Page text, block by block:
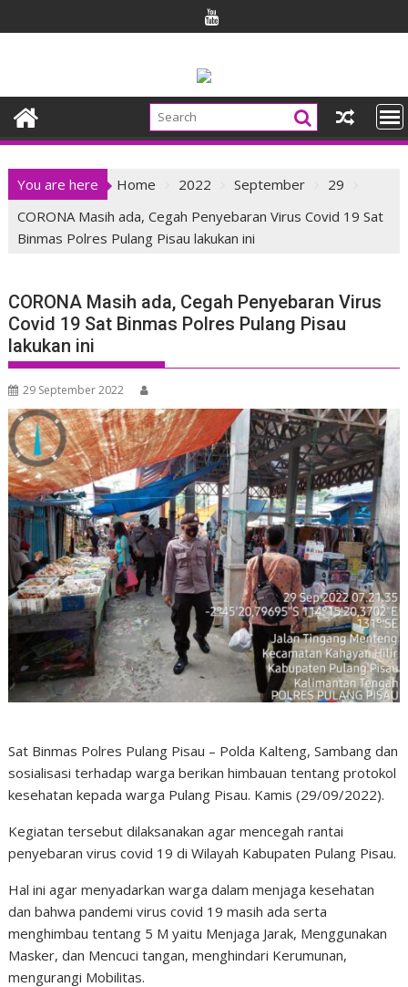
to
You are here Home 2022 September
29
CORONA Masih ada, Cegah Penyebaran Virus Covid 19 Sat
Binmas Polres Pulang Pisau lakukan ini
CORONA Masih ada, Cegah Penyebaran Virus
Covid 19 Sat Binmas Polres Pulang Pisau
lakukan ini
29 September 2022
Sat Binmas Polres Pulang Pisau – Polda Kalteng, Sambang dan
sosialisasi terhadap warga berikan himbauan tentang protokol
kesehatan kepada warga Pulang Pisau. Kamis (29/09/2022).
Kegiatan tersebut dilaksanakan agar mencegah rantai
penyebaran virus covid 19 di Wilayah Kabupaten Pulang Pisau.
Hal ini agar menyadarkan warga dalam menjaga kesehatan
dan bahwa pandemi virus covid 19 masih ada serta
menghimbau tentang 5 M yaitu Menjaga Jarak, Menggunakan
Masker, dan Mencuci tangan, menghindari Kerumunan,
mengurangi Mobilitas.